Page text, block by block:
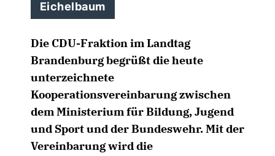
Eichelbaum
Die CDU-Fraktion im Landtag
Brandenburg begrüßt die heute
unterzeichnete
Kooperationsvereinbarung zwischen
dem Ministerium für Bildung, Jugend
und Sport und der Bundeswehr. Mit der
Vereinbarung wird die